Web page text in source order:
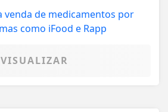
VISUALIZAR